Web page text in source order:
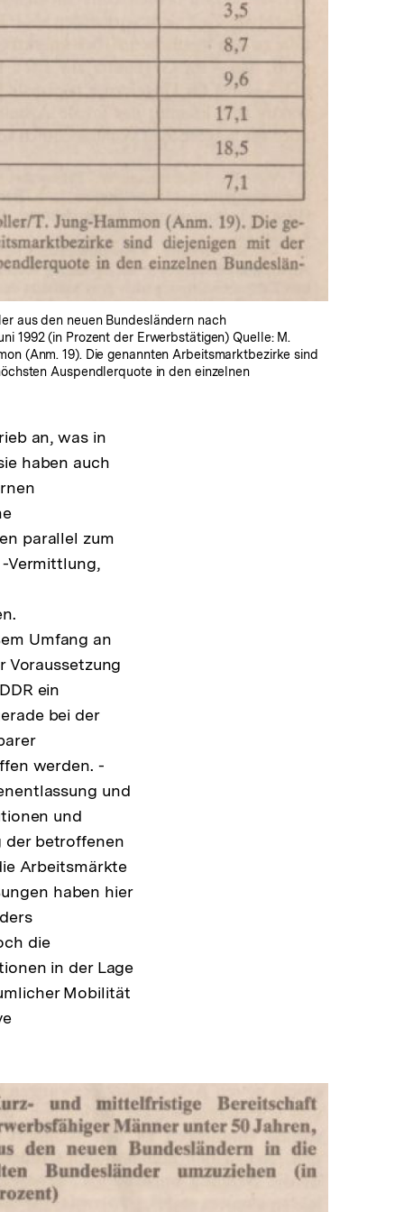
Lightbox
aus den neuen Bundesländern nach
1992 (in Prozent der Erwerbstätigen) Quelle: M.
(Anm. 19). Die genannten Arbeitsmarktbezirke sind
Auspendlerquote in den einzelnen
an, was in
haben auch
parallel zum
Vermittlung,
Umfang an
Voraussetzung
ein
bei der
werden. -
und
und
der betroffenen
Arbeitsmärkte
haben hier
die
in der Lage
Mobilität